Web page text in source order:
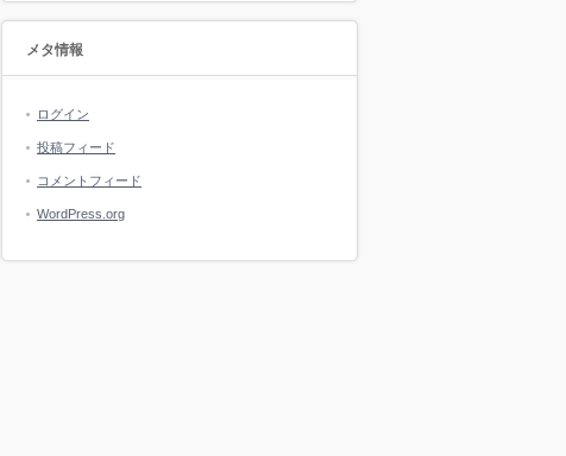
メタ情報
ログイン
投稿フィード
コメントフィード
WordPress.org